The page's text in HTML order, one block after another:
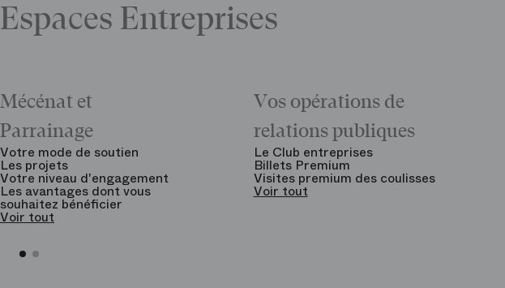
Espaces Entreprises
Mécénat et
Parrainage
Votre mode de soutien
Les projets
Votre niveau d'engagement
Les avantages dont vous
souhaitez bénéficier
Voir tout
Vos opérations de
relations publiques
Le Club entreprises
Billets Premium
Visites premium des coulisses
Voir tout